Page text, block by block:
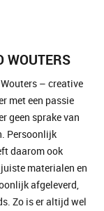
WOUTERS
– creative
met een passie
geen sprake van
Persoonlijk
daarom ook
materialen en
afgeleverd,
Zo is er altijd wel